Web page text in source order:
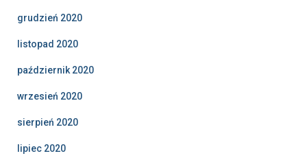
grudzień 2020
listopad 2020
październik 2020
wrzesień 2020
sierpień 2020
lipiec 2020